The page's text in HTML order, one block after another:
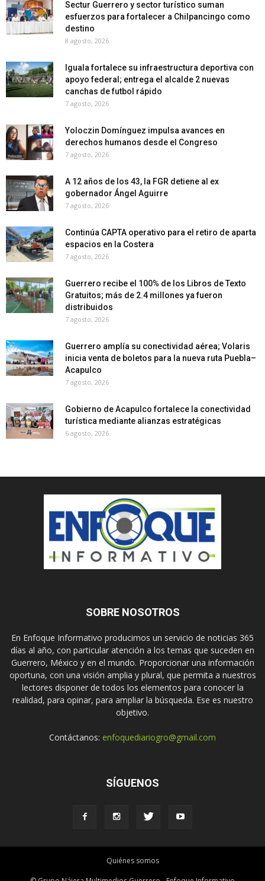
Sectur Guerrero y sector turístico suman
esfuerzos para fortalecer a Chilpancingo como
destino
8 agosto, 2026
Iguala fortalece su infraestructura deportiva con
apoyo federal; entrega el alcalde 2 nuevas
canchas de futbol rápido
7 agosto, 2026
Yoloczin Domínguez impulsa avances en
derechos humanos desde el Congreso
7 agosto, 2026
A 12 años de los 43, la FGR detiene al ex
gobernador Ángel Aguirre
7 agosto, 2026
Continúa CAPTA operativo para el retiro de aparta
espacios en la Costera
7 agosto, 2026
Guerrero recibe el 100% de los Libros de Texto
Gratuitos; más de 2.4 millones ya fueron
distribuidos
7 agosto, 2026
Guerrero amplía su conectividad aérea; Volaris
inicia venta de boletos para la nueva ruta Puebla–
Acapulco
7 agosto, 2026
Gobierno de Acapulco fortalece la conectividad
turística mediante alianzas estratégicas
6 agosto, 2026
SOBRE NOSOTROS
En Enfoque Informativo producimos un servicio de noticias 365
días al año, con particular atención a los temas que suceden en
Guerrero, México y en el mundo. Proporcionar una información
oportuna, con una visión amplia y plural, que permita a nuestros
lectores disponer de todos los elementos para conocer la
realidad, para opinar, para ampliar la búsqueda. Ese es nuestro
objetivo.
Contáctanos: enfoquediariogro@gmail.com
SÍGUENOS
Quiénes somos